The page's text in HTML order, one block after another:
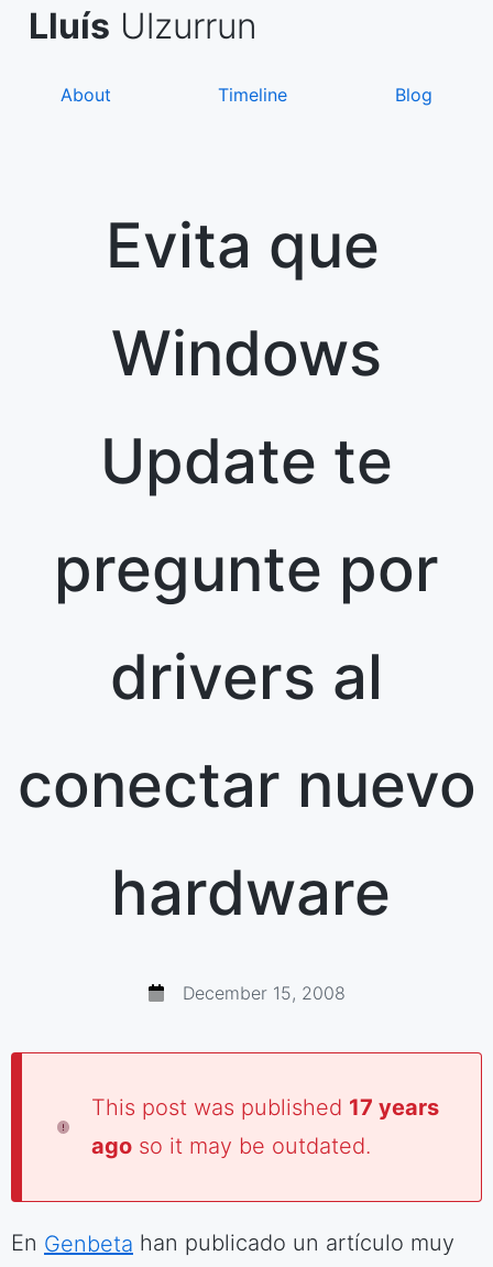
SkipLluís Ulzurrun
About Timeline Blog
Evita que
Windows
Update te
pregunte por
drivers al
conectar nuevo
hardware
December 15, 2008
This post was published 17 years
ago so it may be outdated.
En Genbeta han publicado un artículo muy